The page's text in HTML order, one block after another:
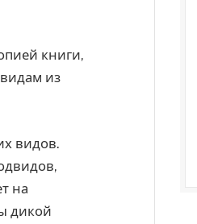
книги,
из
видов.
на
дикой